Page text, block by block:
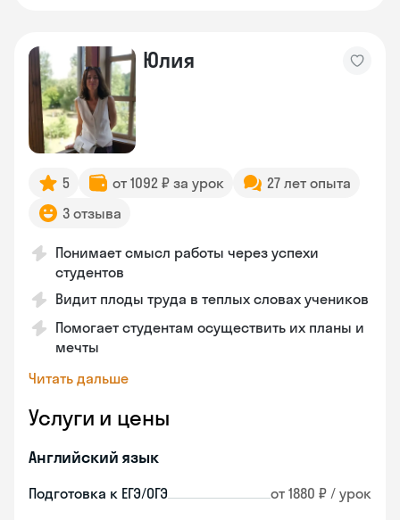
Юлия
5 от 1092 ₽ за урок
27 лет опыта
3 отзыва
Понимает смысл работы через успехи
студентов
Видит плоды труда в теплых словах учеников
Помогает студентам осуществить их планы и
мечты
Читать дальше
Услуги и цены
Английский язык
Подготовка к ЕГЭ/ОГЭ от 1880 ₽ / урок